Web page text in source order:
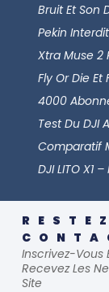
Bruit Et Son
Pekin
Xtra Muse 2
Fly Or Die Et
4000
Test Du DJI
Comparatif
DJI LITO X1
Inscrivez-Vous
Recevez Les
Site